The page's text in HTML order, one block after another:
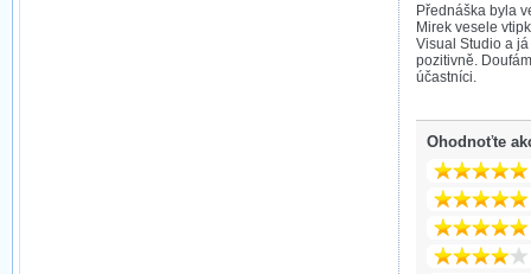
Přednáška byla
Mirek vesele
Visual Studio a
pozitivně.
účastníci.
Ohodnoťte